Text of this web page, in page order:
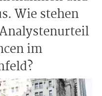
Wie stehen
im